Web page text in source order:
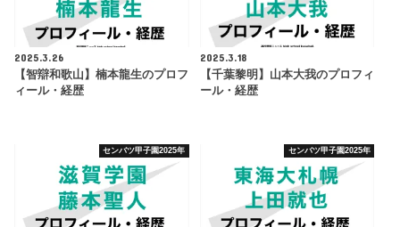
2025.3.26
【智辯和歌山】楠本龍生のプロフ
ィール・経歴
2025.3.18
【千葉黎明】山本大我のプロフィ
ール・経歴
センバツ甲子園2025年 センバツ甲子園2025年